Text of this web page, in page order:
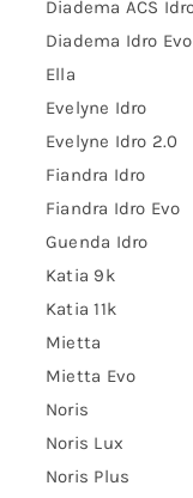
Diadema ACS
Diadema Idro Evo
Ella
Evelyne Idro
Evelyne Idro 2.0
Fiandra Idro
Fiandra Idro Evo
Guenda Idro
Katia 9k
Katia 11k
Mietta
Mietta Evo
Noris
Noris Lux
Noris Plus